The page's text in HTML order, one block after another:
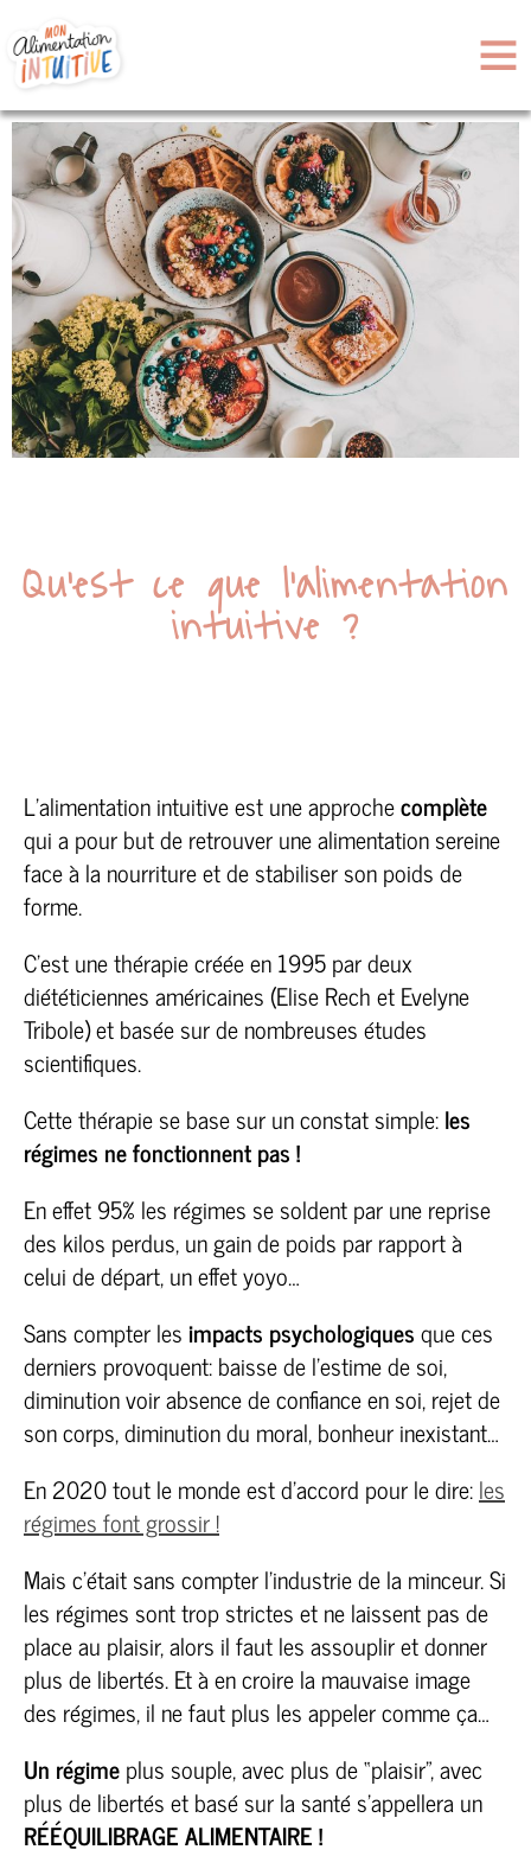
Qu’est ce que l’alimentation
intuitive ?
L’alimentation intuitive est une approchecomplète
qui a pour but de retrouver une alimentation sereine
face à la nourriture et de stabiliser son poids de
forme.
C’est une thérapie créée en 1995 par deux
diététiciennes américaines (Elise Rech et Evelyne
Tribole) et basée sur de nombreuses études
scientifiques.
Cette thérapie se base sur un constat simple:les
régimes ne fonctionnent pas !
En effet 95% les régimes se soldent par une reprise
des kilos perdus, un gain de poids par rapport à
celui de départ, un effet yoyo…
Sans compter lesimpacts psychologiquesque ces
derniers provoquent: baisse de l’estime de soi,
diminution voir absence de confiance en soi, rejet de
son corps, diminution du moral, bonheur inexistant…
En 2020 tout le monde est d’accord pour le dire:les
régimes font grossir !
Mais c’était sans compter l’industrie de la minceur. Si
les régimes sont trop strictes et ne laissent pas de
place au plaisir, alors il faut les assouplir et donner
plus de libertés.Et à en croire la mauvaise image
des régimes, il ne faut plus les appeler comme ça…
Un régimeplus souple, avec plus de “plaisir”, avec
plus de libertés et basé sur la santé s’appellera un
RÉÉQUILIBRAGE ALIMENTAIRE !